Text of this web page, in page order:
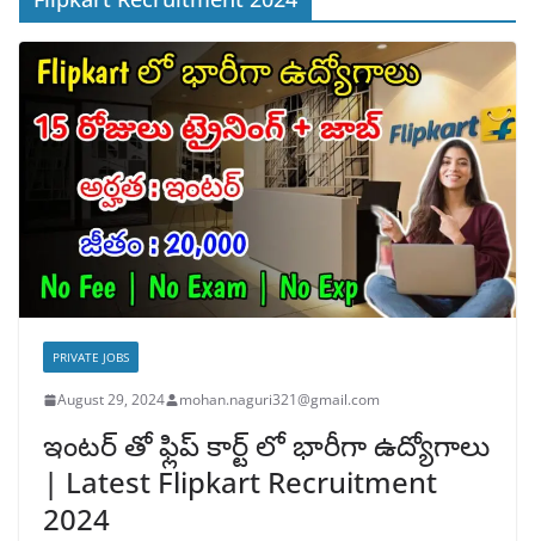
PRIVATE JOBS
August 29, 2024 mohan.naguri321@gmail.com
ఇంటర్ తో ఫ్లిప్ కార్ట్ లో భారీగా ఉద్యోగాలు
| Latest Flipkart Recruitment
2024